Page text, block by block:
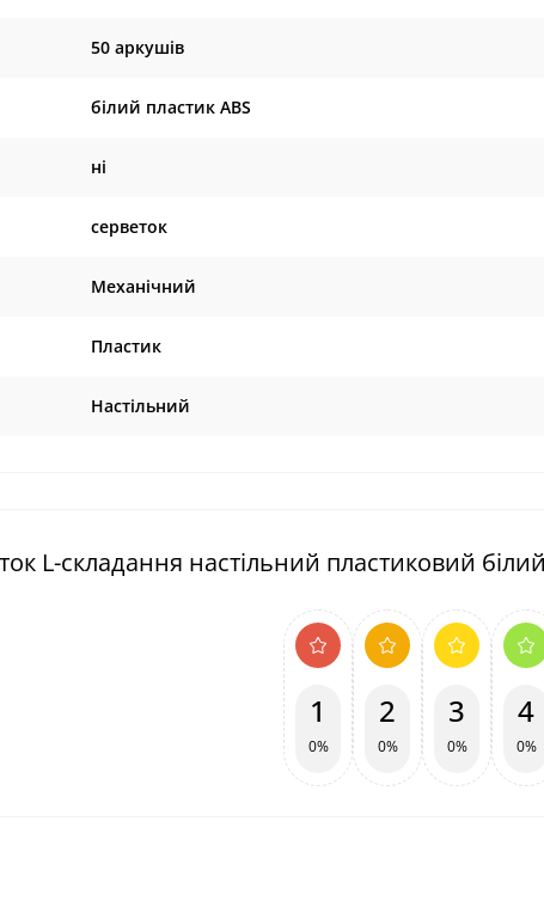
50 аркушів
білий пластик ABS
ні
серветок
Механічний
Пластик
Настільний
L-складання настільний пластиковий
1
0%
2
0%
3
0%
4
0%